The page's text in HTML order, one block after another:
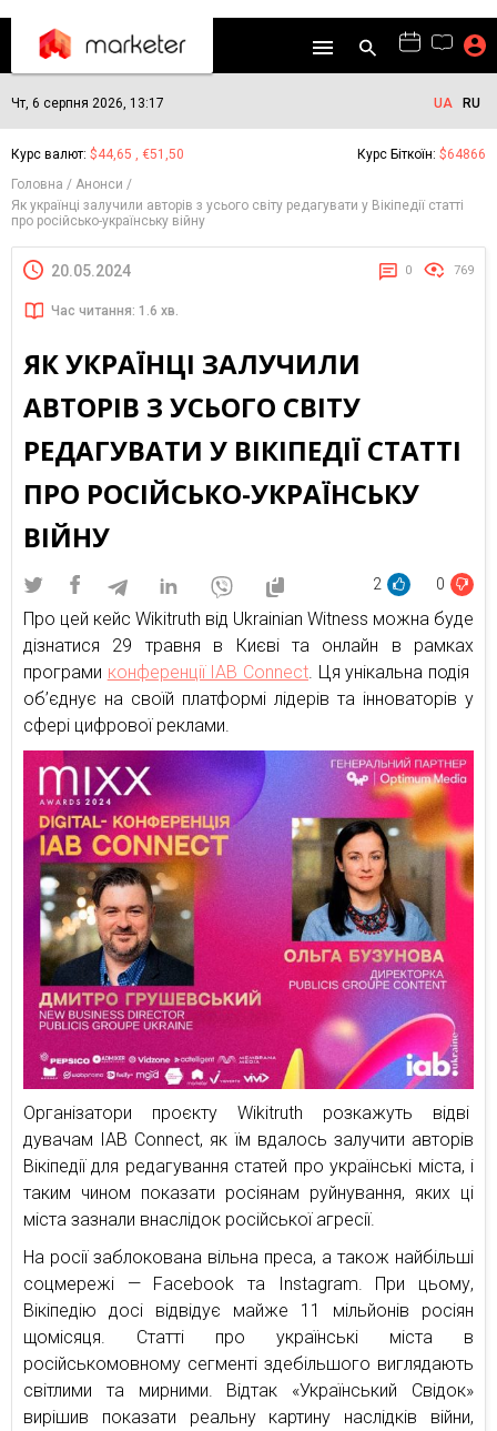
Чт, 6 серпня 2026, 13:17 UA RU
Курс валют: $44,65 , €51,50 Курс Біткоїн: $64866
Головна
Анонси
Як українці залучили авторів з усього світу редагувати у Вікіпедії статті
про російсько-українську війну
20.05.2024 0 769
Час читання: 1.6 хв.
ЯК УКРАЇНЦІ ЗАЛУЧИЛИ
АВТОРІВ З УСЬОГО СВІТУ
РЕДАГУВАТИ У ВІКІПЕДІЇ СТАТТІ
ПРО РОСІЙСЬКО-УКРАЇНСЬКУ
ВІЙНУ
2 0
Про цей кейс Wikitruth від Ukrainian Witness можна буде
дізнатися 29 травня в Києві та онлайн в рамках
програми конференції IAB Connect. Ця унікальна подія
об’єднує на своїй платформі лідерів та інноваторів у
сфері цифрової реклами.
Організатори проєкту Wikitruth розкажуть відві
дувачам IAB Connect, як їм вдалось залучити авторів
Вікіпедії для редагування статей про українські міста, і
таким чином показати росіянам руйнування, яких ці
міста зазнали внаслідок російської агресії.
На росії заблокована вільна преса, а також найбільші
соцмережі — Facebook та Instagram. При цьому,
Вікіпедію досі відвідує майже 11 мільйонів росіян
щомісяця. Статті про українські міста в
російськомовному сегменті здебільшого виглядають
світлими та мирними. Відтак «Український Свідок»
вирішив показати реальну картину наслідків війни,